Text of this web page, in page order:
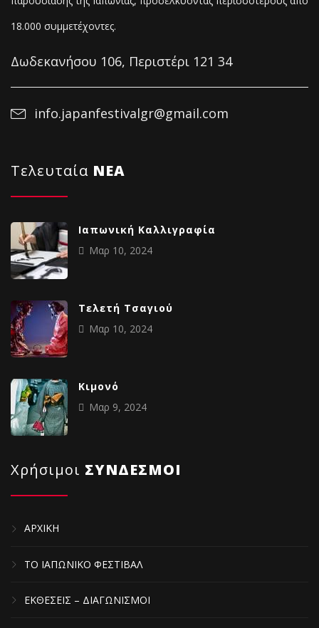
18.000 συμμετέχοντες.
Δωδεκανήσου 106, Περιστέρι 121 34
info.japanfestivalgr@gmail.com
Τελευταία NΕΑ
Ιαπωνική Καλλιγραφία
Μαρ 10, 2024
Tελετή Τσαγιού
Μαρ 10, 2024
Κιμονό
Μαρ 9, 2024
Χρήσιμοι ΣΥΝΔΕΣΜΟΙ
ΑΡΧΙΚΗ
ΤΟ ΙΑΠΩΝΙΚΟ ΦΕΣΤΙΒΑΛ
ΕΚΘΕΣΕΙΣ – ΔΙΑΓΩΝΙΣΜΟΙ